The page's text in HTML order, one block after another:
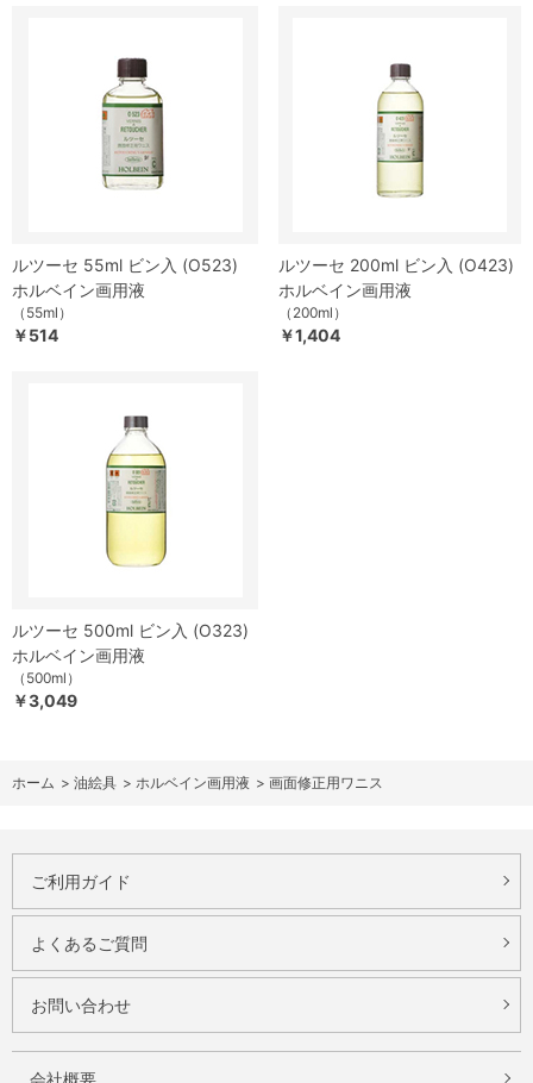
ルツーセ 55ml ビン入 (O523)
ホルベイン画用液
（55ml）
￥514
ルツーセ 200ml ビン入 (O423)
ホルベイン画用液
（200ml）
￥1,404
ルツーセ 500ml ビン入 (O323)
ホルベイン画用液
（500ml）
￥3,049
ホーム > 油絵具 > ホルベイン画用液 > 画面修正用ワニス
ご利用ガイド
よくあるご質問
お問い合わせ
会社概要